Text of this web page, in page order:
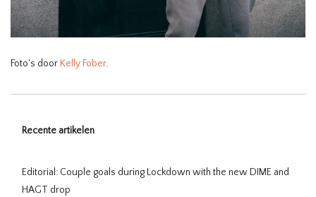
Foto's door Kelly Fober.
Recente artikelen
Editorial: Couple goals during Lockdown with the new DIME and
HAGT drop